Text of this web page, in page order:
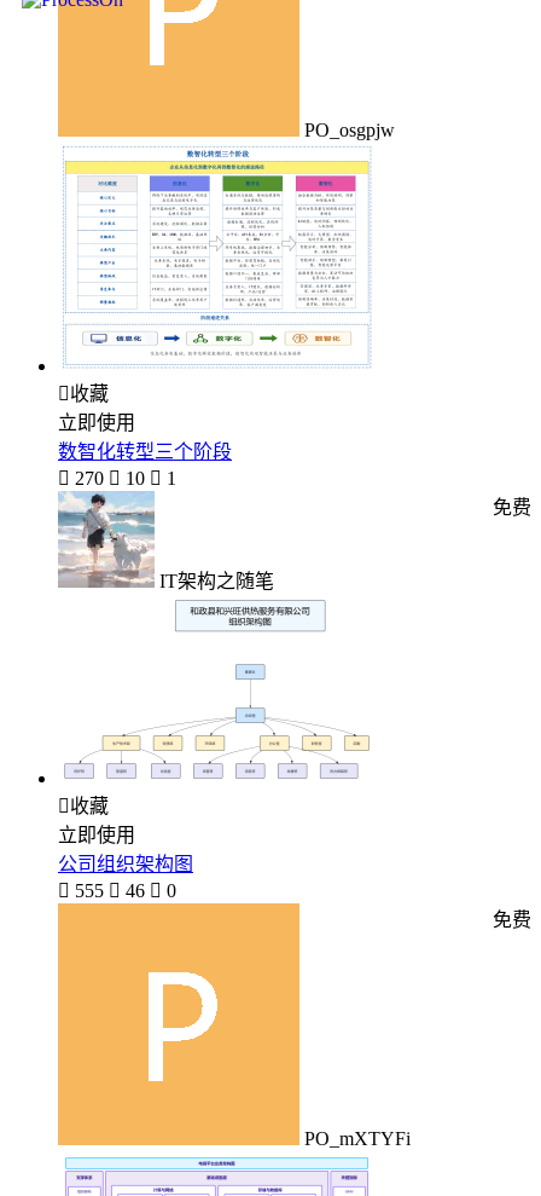
PO_osgpjw
收藏
立即使用
数智化转型三个阶段
 270  10  1
IT架构之随笔
免费
收藏
立即使用
公司组织架构图
 555  46  0
PO_mXTYFi
免费